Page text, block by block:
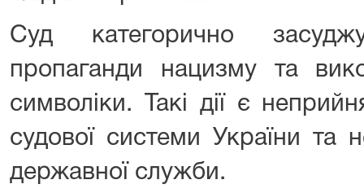
Суд категорично
пропаганди нацизму та
символіки. Такі дії є
судової системи України та
державної служби.